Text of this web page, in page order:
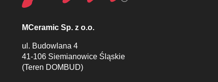
MCeramic Sp. z o.o.
ul. Budowlana 4
41-106 Siemianowice Śląskie
(Teren DOMBUD)